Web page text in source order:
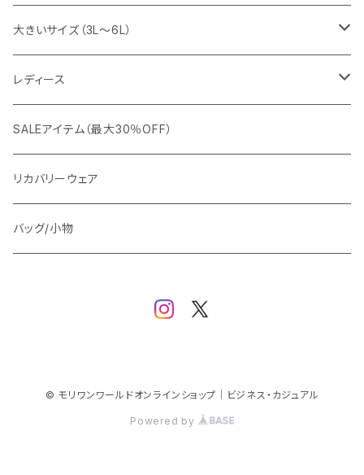
snow peak
G-stage
TETEHOMME
TAION
シューズ
フォーマル
Tシャツ/ポロシャツ
ニット
スラックス
ジャケット
カジュアルジャケット
ビジネスジャケット
ブルゾン
コート
マウンテンパーカー/アウトドア
ダウン / 中綿アウター
大きいサイズ（3L～6L）
ビジネス
セットアップ
ワイシャツ
カジュアル
ニット/Tシャツ/カットソー
スウェット/パーカー
アウター
レディース
アウター
トップス（ブラウス/カットソー）
ジャケット
SALEアイテム（最大30％OFF）
リカバリーウェア
バッグ/小物
© モリワンワールドオンラインショップ｜ビジネス・カジュアル
Powered by